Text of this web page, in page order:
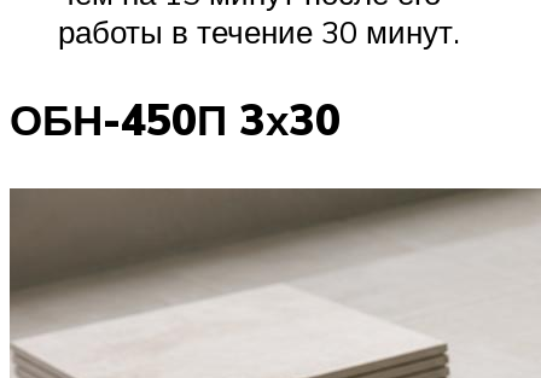
работы в течение 30 минут.
ОБН-450П 3х30